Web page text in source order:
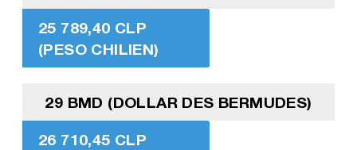
25 789,40 CLP
(PESO CHILIEN)
29 BMD (DOLLAR DES BERMUDES)
26 710,45 CLP